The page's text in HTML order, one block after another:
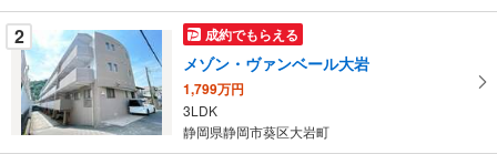
件
を
マ
イ
ペ
2 成約でもらえる
メゾン・ヴァンベール大岩
1,799万円
3LDK
静岡県静岡市葵区大岩町